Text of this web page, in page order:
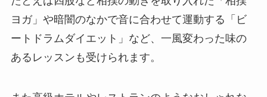
ヨガ」や暗闇のなかで音に合わせて運動する「ビ
ートドラムダイエット」など、一風変わった味の
あるレッスンも受けられます。